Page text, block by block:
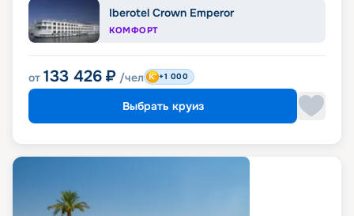
Iberotel Crown Emperor
КОМФОРТ
от 133 426 ₽ /чел +1 000
Выбрать круиз